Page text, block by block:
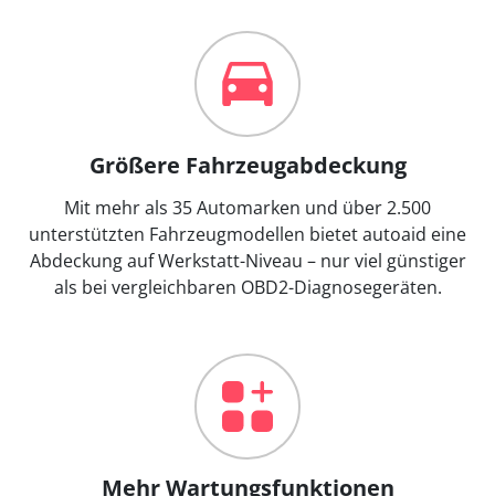
Größere Fahrzeugabdeckung
Mit mehr als 35 Automarken und über 2.500
unterstützten Fahrzeugmodellen bietet autoaid eine
Abdeckung auf Werkstatt-Niveau – nur viel günstiger
als bei vergleichbaren OBD2-Diagnosegeräten.
Mehr Wartungsfunktionen